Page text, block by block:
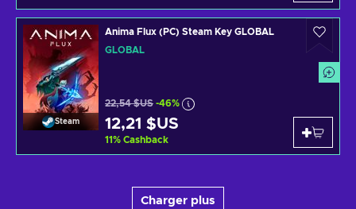
Steam
Anima Flux (PC) Steam Key GLOBAL
GLOBAL
22,54 $US -46%
12,21 $US
11% Cashback
Charger plus